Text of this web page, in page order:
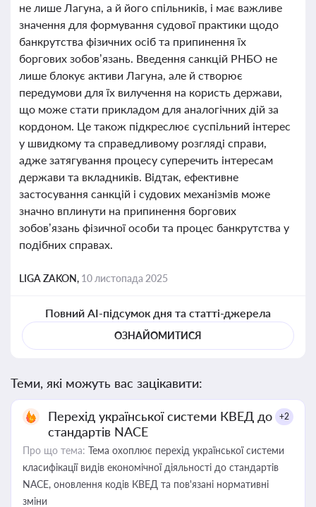
не лише Лагуна, а й його спільників, і має важливе
значення для формування судової практики щодо
банкрутства фізичних осіб та припинення їх
боргових зобов’язань. Введення санкцій РНБО не
лише блокує активи Лагуна, але й створює
передумови для їх вилучення на користь держави,
що може стати прикладом для аналогічних дій за
кордоном. Це також підкреслює суспільний інтерес
у швидкому та справедливому розгляді справи,
адже затягування процесу суперечить інтересам
держави та вкладників. Відтак, ефективне
застосування санкцій і судових механізмів може
значно вплинути на припинення боргових
зобов’язань фізичної особи та процес банкрутства у
подібних справах.
LIGA ZAKON, 10 листопада 2025
Повний AI-підсумок дня та статті-джерела
ОЗНАЙОМИТИСЯ
Теми, які можуть вас зацікавити:
Перехід української системи КВЕД до
стандартів NACE
+2
Про що тема: Тема охоплює перехід української системи
класифікації видів економічної діяльності до стандартів
NACE, оновлення кодів КВЕД та пов'язані нормативні
зміни